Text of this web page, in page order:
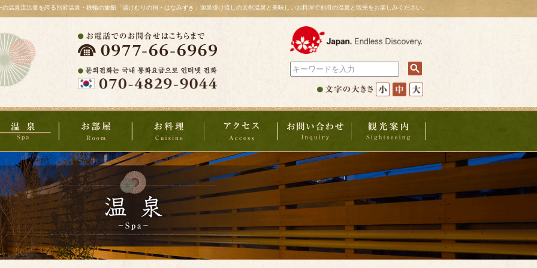
の温泉流出量を誇る別府温泉・鉄輪の旅館「湯けむりの宿・はなみずき」源泉掛け流しの天然温泉と美味しいお料理で別府の温泉と観光をお楽しみください。